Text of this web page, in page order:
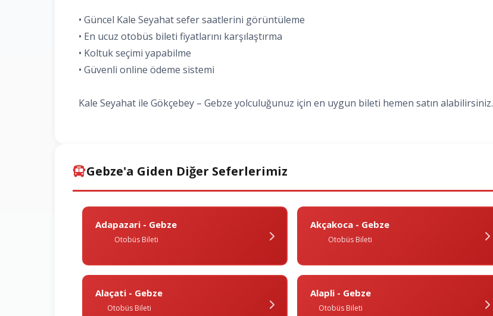
• Güncel Kale Seyahat sefer saatlerini görüntüleme
• En ucuz otobüs bileti fiyatlarını karşılaştırma
• Koltuk seçimi yapabilme
• Güvenli online ödeme sistemi
Kale Seyahat ile Gökçebey – Gebze yolculuğunuz için en uygun bileti hemen satın alabilirsiniz.
Gebze'a Giden Diğer Seferlerimiz
Adapazari - Gebze
Otobüs Bileti
Akçakoca - Gebze
Otobüs Bileti
Alaçati - Gebze
Otobüs Bileti
Alapli - Gebze
Otobüs Bileti